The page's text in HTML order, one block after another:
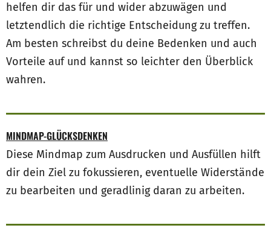
helfen dir das für und wider abzuwägen und
letztendlich die richtige Entscheidung zu treffen.
Am besten schreibst du deine Bedenken und auch
Vorteile auf und kannst so leichter den Überblick
wahren.
MINDMAP-GLÜCKSDENKEN
Diese Mindmap zum Ausdrucken und Ausfüllen hilft
dir dein Ziel zu fokussieren, eventuelle Widerstände
zu bearbeiten und geradlinig daran zu arbeiten.